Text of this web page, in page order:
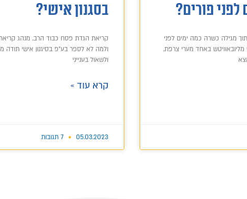
פורים?
מגילה כשרה כמה ימים לפני
מליובאוויטש באחד מערי צרפת,
בסגנון אישי?
קריאת הגדת פסח כבוד הרב, מנהג
ולמה לא לספר בע"פ בסיגנון אישי תודה
ולשאול בענייני
קרא עוד »
05.03.2023 7 תגובות